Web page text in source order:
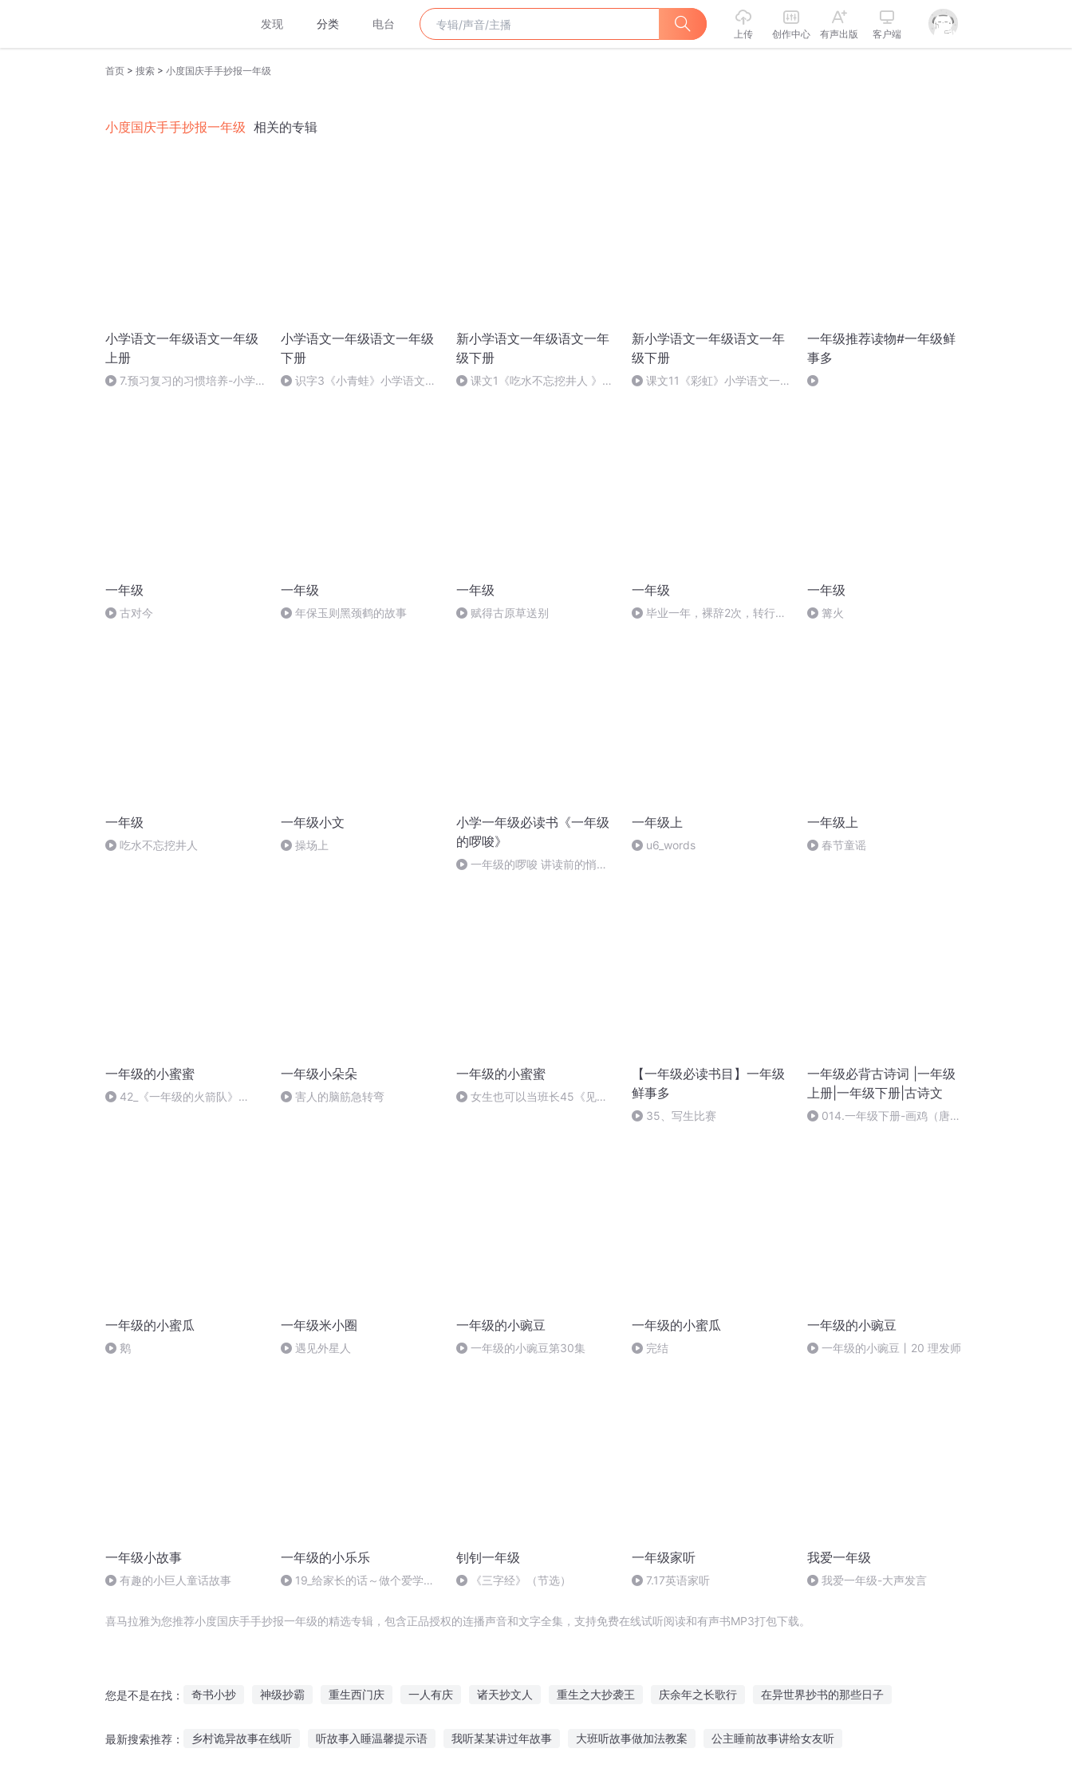
发现 分类 电台
上传 创作中心 有声出版 客户端
首页 > 搜索 > 小度国庆手手抄报一年级
小度国庆手手抄报一年级 相关的专辑
小学语文一年级语文一年级
上册
7.预习复习的习惯培养-小学
小学语文一年级语文一年级
下册
识字3《小青蛙》小学语文一
新小学语文一年级语文一年
级下册
课文1《吃水不忘挖井人 》新
新小学语文一年级语文一年
级下册
课文11《彩虹》小学语文一年
一年级推荐读物#一年级鲜
事多
一年级
古对今
一年级
年保玉则黑颈鹤的故事
一年级
赋得古原草送别
一年级
毕业一年，裸辞2次，转行3
一年级
篝火
一年级
吃水不忘挖井人
一年级小文
操场上
小学一年级必读书《一年级
的啰唆》
一年级的啰唆 讲读前的悄悄
一年级上
u6_words
一年级上
春节童谣
一年级的小蜜蜜
42_《一年级的火箭队》
一年级小朵朵
害人的脑筋急转弯
一年级的小蜜蜜
女生也可以当班长45《见证
【一年级必读书目】一年级
鲜事多
35、写生比赛
一年级必背古诗词 |一年级
上册|一年级下册|古诗文
014.一年级下册-画鸡（唐
一年级的小蜜瓜
鹅
一年级米小圈
遇见外星人
一年级的小豌豆
一年级的小豌豆第30集
一年级的小蜜瓜
完结
一年级的小豌豆
一年级的小豌豆丨20 理发师
一年级小故事
有趣的小巨人童话故事
一年级的小乐乐
19_给家长的话～做个爱学习
钊钊一年级
《三字经》（节选）
一年级家听
7.17英语家听
我爱一年级
我爱一年级-大声发言
喜马拉雅为您推荐小度国庆手手抄报一年级的精选专辑，包含正品授权的连播声音和文字全集，支持免费在线试听阅读和有声书MP3打包下载。
您是不是在找： 奇书小抄 神级抄霸 重生西门庆 一人有庆 诸天抄文人 重生之大抄袭王 庆余年之长歌行 在异世界抄书的那些日子
最新搜索推荐： 乡村诡异故事在线听 听故事入睡温馨提示语 我听某某讲过年故事 大班听故事做加法教案 公主睡前故事讲给女友听